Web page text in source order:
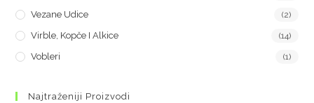
Vezane Udice (2)
Virble, Kopče I Alkice (14)
Vobleri (1)
Najtraženiji Proizvodi